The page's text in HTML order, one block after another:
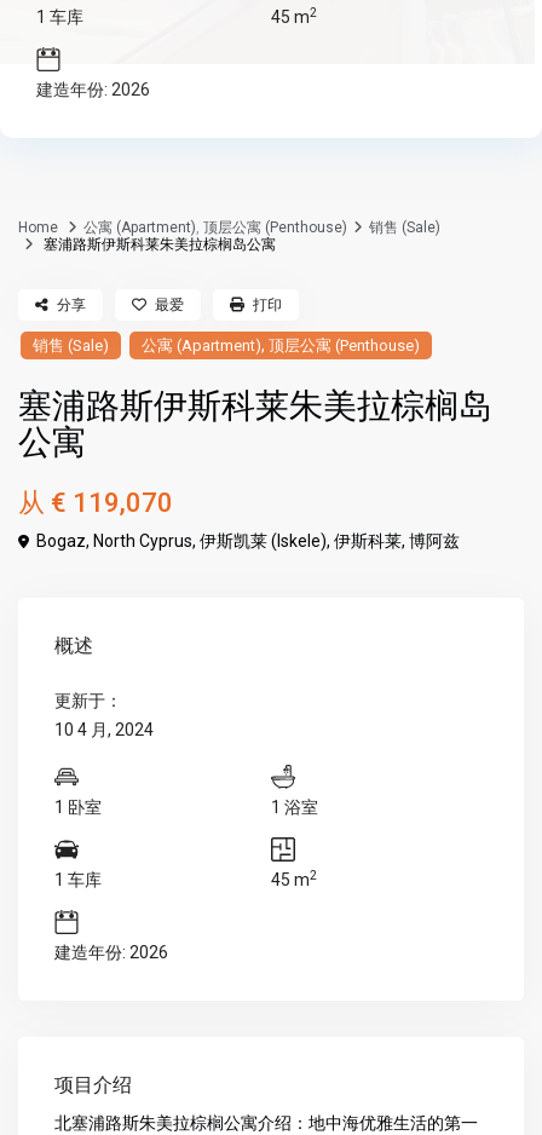
1 车库 45 m2
建造年份: 2026
Home 公寓 (Apartment),顶层公寓 (Penthouse)
销售 (Sale)
塞浦路斯伊斯科莱朱美拉棕榈岛公寓
销售 (Sale) 公寓 (Apartment),顶层公寓 (Penthouse)
塞浦路斯伊斯科莱朱美拉棕榈岛
公寓
从 € 119,070
Bogaz, North Cyprus,伊斯凯莱 (Iskele),伊斯科莱,博阿兹
分享 最爱 打印
概述
更新于：
10 4 月, 2024
1 卧室 1 浴室
1 车库 45 m2
建造年份: 2026
项目介绍
北塞浦路斯朱美拉棕榈公寓介绍：地中海优雅生活的第一